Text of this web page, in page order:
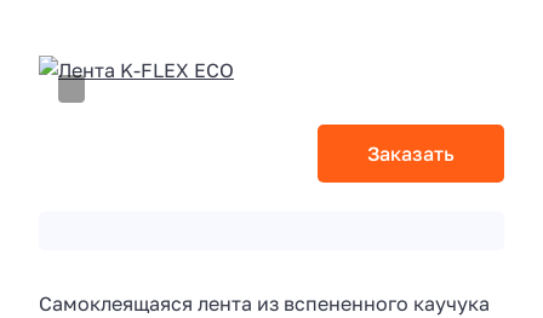
Заказать
Самоклеящаяся лента из вспененного каучука